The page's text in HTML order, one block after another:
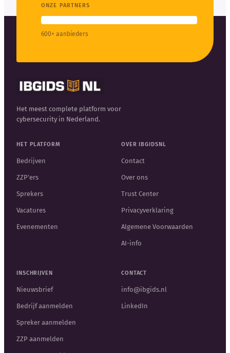
ONZE PARTNERS
600+ aanbieders
Het meest complete platform voor
cybersecurity in Nederland.
HET PLATFORM
Bedrijven
ZZP'ers
Sprekers
Vacatures
Evenementen
OVER IBGIDSNL
Contact
Over ons
Trust Center
Privacyverklaring
Algemene Voorwaarden
AI-info
INSCHRIJVEN
Nieuwsbrief
Bedrijf aanmelden
Spreker aanmelden
ZZP aanmelden
CONTACT
info@ibgids.nl
LinkedIn